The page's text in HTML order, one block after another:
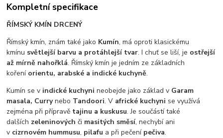
Kompletní specifikace
ŘÍMSKÝ KMÍN DRCENÝ
Římský kmín, znám také jako Kumín, má oproti klasickému
kmínu světlejší barvu a protáhlejší tvar. I chuť se liší, je ostřejší
až mírně nahořklá. Římský kmín je jedním ze základních
koření orientu, arabské a indické kuchyně.
Kumín se v indické kuchynineobejde jako základ v Garam
masala, Currynebo Tandoori. V africké kuchyni se využívá
zejména při přípravě tajinu a kuskusu. Je součástí také
dalších zeleninovýchči masitých směsí, nechybí ani
v cizrnovém hummusu, pilafu a při pečenípečiva.